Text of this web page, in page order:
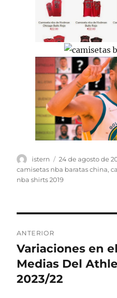
Autor
istern
Publicado
el
24 de agosto de
camisetas nba baratas china,
nba shirts 2019
de
entradas
ANTERIOR
Entrada
anterior:
Variaciones en
Medias Del
2023/22